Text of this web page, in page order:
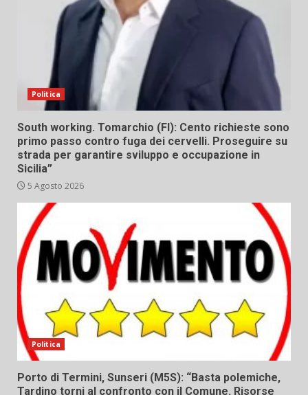
Politica
South working. Tomarchio (FI): Cento richieste sono
primo passo contro fuga dei cervelli. Proseguire su
strada per garantire sviluppo e occupazione in
Sicilia”
5 Agosto 2026
Politica
Porto di Termini, Sunseri (M5S): “Basta polemiche,
Tardino torni al confronto con il Comune. Risorse